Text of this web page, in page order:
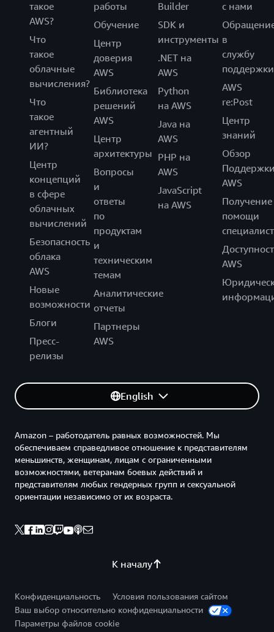
такое
AWS?
Что
такое
облачные
вычисления?
Что
такое
агентный
ИИ?
Центр
концепций
в сфере
облачных
вычислений
Безопасность
облака
AWS
Новые
возможности
Блоги
Пресс-
релизы
работы
Обучение
Центр
доверия
AWS
Библиотека
решений
AWS
Центр
архитектуры
Вопросы
и
ответы
по
продуктам
и
техническим
темам
Аналитические
отчеты
Партнеры
AWS
Builder
SDK и
инструменты
.NET на
AWS
Python
на AWS
Java на
AWS
PHP на
AWS
JavaScript
на AWS
с нами
в
службу
поддержки
AWS
re:Post
Центр
знаний
Обзор
AWS
Получение
помощи
AWS
English
К началу
Amazon – работодатель равных возможностей. Мы
обеспечиваем справедливое отношение к представителям
меньшинств, женщинам, лицам с ограниченными
возможностями, ветеранам боевых действий и
представителям любых гендерных групп и сексуальной
ориентации независимо от их возраста.
Конфиденциальность
Условия пользования сайтом
Ваш выбор относительно конфиденциальности
Параметры файлов cookie